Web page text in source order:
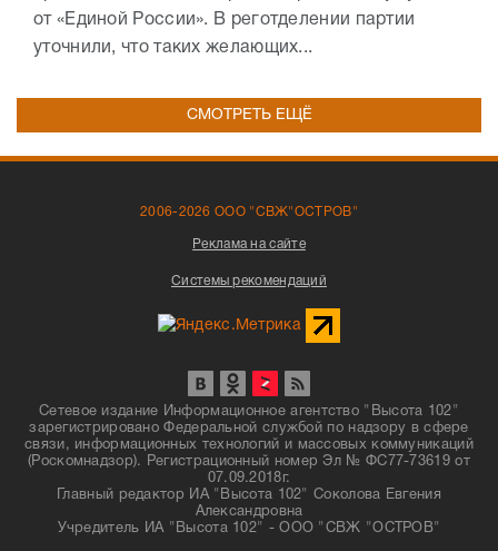
от «Единой России». В реготделении партии
уточнили, что таких желающих...
СМОТРЕТЬ ЕЩЁ
2006-2026 ООО "СВЖ"ОСТРОВ"
Реклама на сайте
Системы рекомендаций
Сетевое издание Информационное агентство "Высота 102"
зарегистрировано Федеральной службой по надзору в сфере
связи, информационных технологий и массовых коммуникаций
(Роскомнадзор). Регистрационный номер Эл № ФС77-73619 от
07.09.2018г.
Главный редактор ИА "Высота 102" Соколова Евгения
Александровна
Учредитель ИА "Высота 102" - ООО "СВЖ "ОСТРОВ"